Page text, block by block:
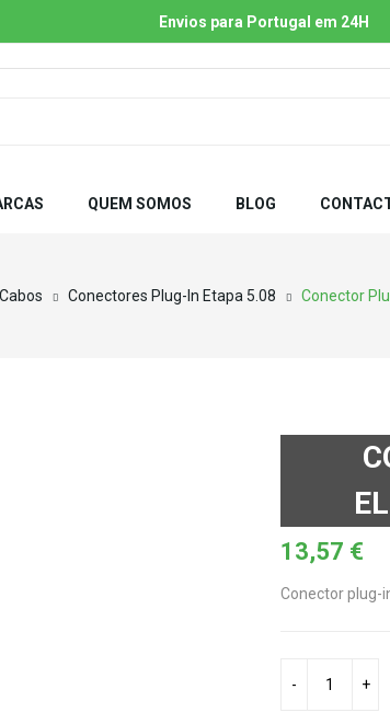
Envios para Portugal em 24H
QUEM SOMOS BLOG
Conectores Plug-In Etapa 5.08 Conector
13,57 €
Conector plug-